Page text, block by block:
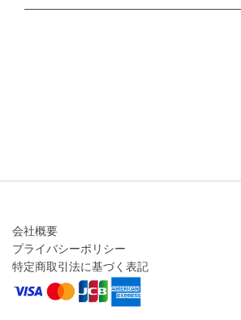
不良品・返品について
会社概要
プライバシーポリシー
特定商取引法に基づく表記